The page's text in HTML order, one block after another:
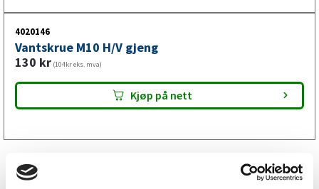
4020146
Vantskrue M10 H/V gjeng
130 kr (104kr eks. mva)
Kjøp på nett
Lignende produkter